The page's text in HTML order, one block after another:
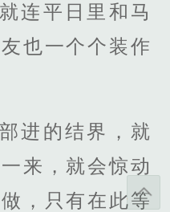
连平日里和马
也一个个装作
进的结界，就
来，就会惊动
，只有在此等